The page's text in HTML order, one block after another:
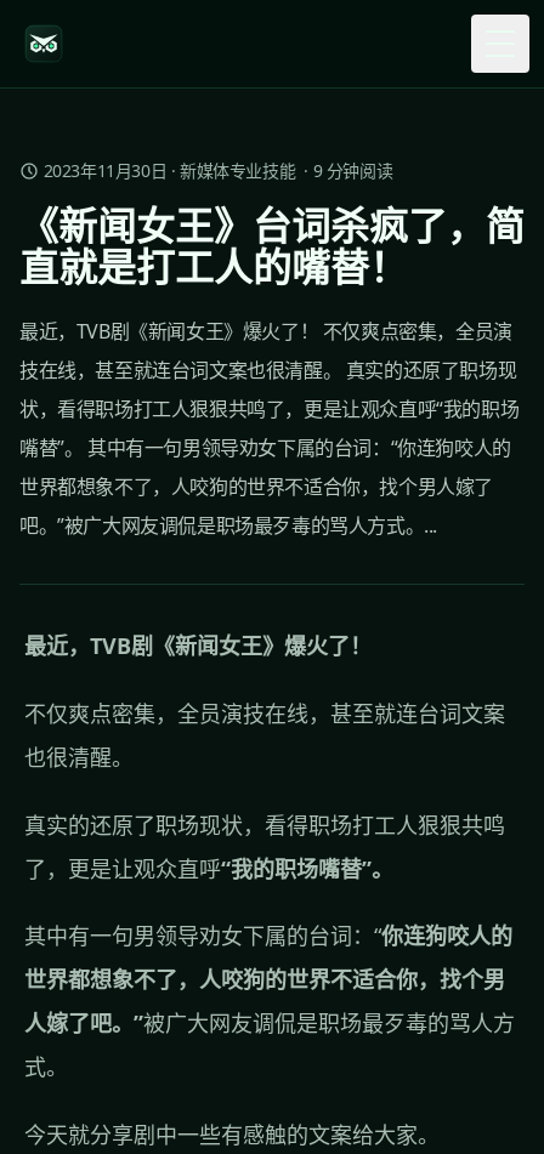
2023年11月30日 ·新媒体专业技能· 9分钟阅读
《新闻女王》台词杀疯了，简
直就是打工人的嘴替！
最近，TVB剧《新闻女王》爆火了！ 不仅爽点密集，全员演
技在线，甚至就连台词文案也很清醒。 真实的还原了职场现
状，看得职场打工人狠狠共鸣了，更是让观众直呼“我的职场
嘴替”。 其中有一句男领导劝女下属的台词：“你连狗咬人的
世界都想象不了，人咬狗的世界不适合你，找个男人嫁了
吧。”被广大网友调侃是职场最歹毒的骂人方式。...
最近，TVB剧《新闻女王》爆火了！
不仅爽点密集，全员演技在线，甚至就连台词文案
也很清醒。
真实的还原了职场现状，看得职场打工人狠狠共鸣
了，更是让观众直呼“我的职场嘴替”。
其中有一句男领导劝女下属的台词：“你连狗咬人的
世界都想象不了，人咬狗的世界不适合你，找个男
人嫁了吧。”被广大网友调侃是职场最歹毒的骂人方
式。
今天就分享剧中一些有感触的文案给大家。